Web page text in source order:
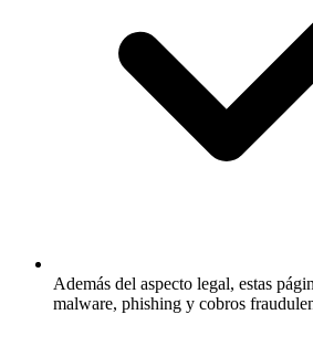
Además del aspecto legal, estas
malware, phishing y cobros